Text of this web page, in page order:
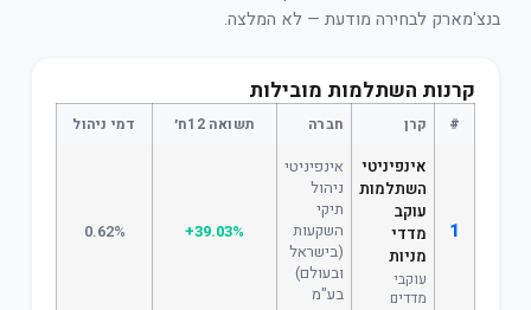
בנצ'מארק לבחירה מודעת — לא המלצה.
קרנות השתלמות מובילות
# קרן חברה תשואה 12ח׳ דמי ניהול
1
אינפיניטי
השתלמות
עוקב
מדדי
מניות
עוקבי
מדדים
אינפיניטי
ניהול
תיקי
השקעות
(בישראל
ובעולם)
בע"מ
+39.03%
0.62%